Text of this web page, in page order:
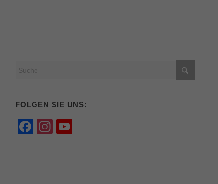
FOLGEN SIE UNS:
Facebook
Instagram